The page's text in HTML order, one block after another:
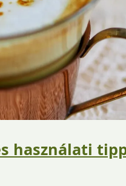
használati